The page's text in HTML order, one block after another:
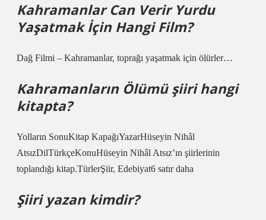
Kahramanlar Can Verir Yurdu
Yaşatmak İçin Hangi Film?
Dağ Filmi – Kahramanlar, toprağı yaşatmak için ölürler…
Kahramanların Ölümü şiiri hangi
kitapta?
Yolların SonuKitap KapağıYazarHüseyin Nihâl
AtsızDilTürkçeKonuHüseyin Nihâl Atsız’ın şiirlerinin
toplandığı kitap.TürlerŞiir, Edebiyat6 satır daha
Şiiri yazan kimdir?